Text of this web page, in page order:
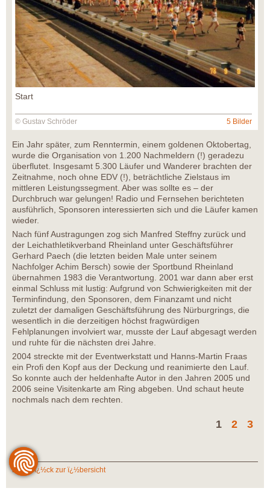
Start
© Gustav Schröder 5 Bilder
Ein Jahr später, zum Renntermin, einem goldenen Oktobertag,
wurde die Organisation von 1.200 Nachmeldern (!) geradezu
überflutet. Insgesamt 5.300 Läufer und Wanderer brachten der
Zeitnahme, noch ohne EDV (!), beträchtliche Zielstaus im
mittleren Leistungssegment. Aber was sollte es – der
Durchbruch war gelungen! Radio und Fernsehen berichteten
ausführlich, Sponsoren interessierten sich und die Läufer kamen
wieder.
Nach fünf Austragungen zog sich Manfred Steffny zurück und
der Leichathletikverband Rheinland unter Geschäftsführer
Gerhard Paech (die letzten beiden Male unter seinem
Nachfolger Achim Bersch) sowie der Sportbund Rheinland
übernahmen 1983 die Verantwortung. 2001 war dann aber erst
einmal Schluss mit lustig: Aufgrund von Schwierigkeiten mit der
Terminfindung, den Sponsoren, dem Finanzamt und nicht
zuletzt der damaligen Geschäftsführung des Nürburgrings, die
wesentlich in die derzeitigen höchst fragwürdigen
Fehlplanungen involviert war, musste der Lauf abgesagt werden
und ruhte für die nächsten drei Jahre.
2004 streckte mit der Eventwerkstatt und Hanns-Martin Fraas
ein Profi den Kopf aus der Deckung und reanimierte den Lauf.
So konnte auch der heldenhafte Autor in den Jahren 2005 und
2006 seine Visitenkarte am Ring abgeben. Und schaut heute
nochmals nach dem rechten.
1 2 3
zurï¿½ck zur ï¿½bersicht